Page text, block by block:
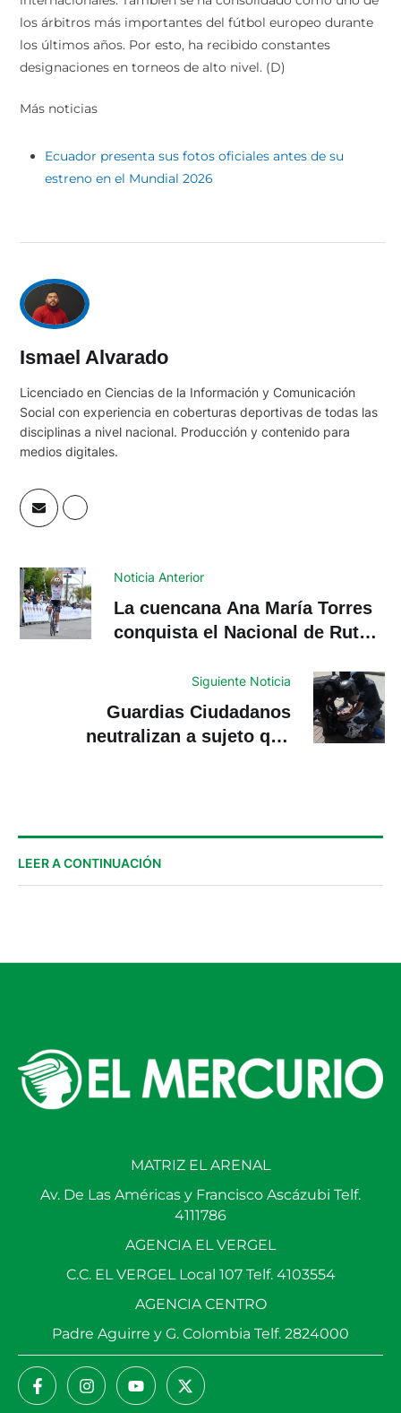
los árbitros más importantes del fútbol europeo durante
los últimos años. Por esto, ha recibido constantes
designaciones en torneos de alto nivel. (D)
Más noticias
Ecuador presenta sus fotos oficiales antes de su
estreno en el Mundial 2026
Ismael Alvarado
Licenciado en Ciencias de la Información y Comunicación
Social con experiencia en coberturas deportivas de todas las
disciplinas a nivel nacional. Producción y contenido para
medios digitales.
Noticia Anterior
La cuencana Ana María Torres
conquista el Nacional de Ruta
Siguiente Noticia
Guardias Ciudadanos
neutralizan a sujeto que
LEER A CONTINUACIÓN
MATRIZ EL ARENAL
Av. De Las Américas y Francisco Ascázubi Telf.
4111786
AGENCIA EL VERGEL
C.C. EL VERGEL Local 107 Telf. 4103554
AGENCIA CENTRO
Padre Aguirre y G. Colombia Telf. 2824000